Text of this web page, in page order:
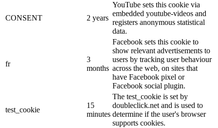
CONSENT 2 years
YouTube sets this cookie via
embedded youtube-videos and
registers anonymous statistical
data.
fr
3
months
Facebook sets this cookie to
show relevant advertisements to
users by tracking user behaviour
across the web, on sites that
have Facebook pixel or
Facebook social plugin.
test_cookie
15
minutes
The test_cookie is set by
doubleclick.net and is used to
determine if the user's browser
supports cookies.